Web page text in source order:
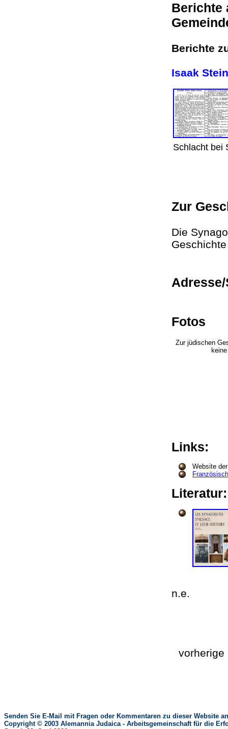
Berichte
Berichte
Isaak
Schlacht
Zur
Die
Fotos
Zur jüdischen
Links:
Website
n.e.
Senden Sie E-Mail mit Fragen oder Kommentaren zu dieser Website
Copyright © 2003 Alemannia Judaica - Arbeitsgemeinschaft für die